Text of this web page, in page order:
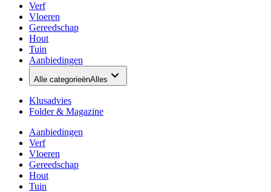
Verf
Vloeren
Gereedschap
Hout
Tuin
Aanbiedingen
Alle categorieënAlles
Klusadvies
Folder & Magazine
Aanbiedingen
Verf
Vloeren
Gereedschap
Hout
Tuin